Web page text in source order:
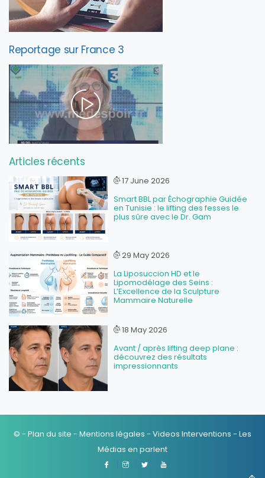
Reportage sur France 3
Articles récents
17 June 2026
Smart BBL par Échographie Guidée
en Tunisie : le lifting des fesses le
plus sûre avec le Dr. Gam
29 May 2026
La Liposuccion HD et le
Lipomodélage des Seins :
L’Excellence de la Sculpture
Mammaire Naturelle
18 May 2026
Avant / après lifting deep plane :
découvrez des résultats
impressionnants
© - Plan du site - Mentions légales - Videos Interventions - Les
Médias en parlent